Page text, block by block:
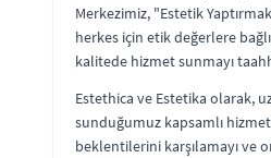
Merkezimiz, "Estetik
herkes için etik değerlere
kalitede hizmet sunmayı
Estethica ve Estetika olarak,
sunduğumuz kapsamlı
beklentilerini karşılamayı ve